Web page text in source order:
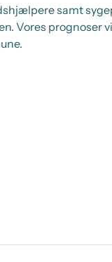
samt
Vores prognoser